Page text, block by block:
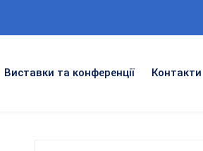
Виставки та конференції Контакти